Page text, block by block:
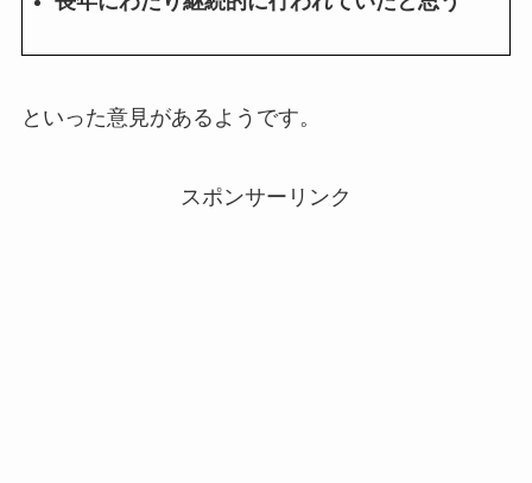
といった意見があるようです。
スポンサーリンク